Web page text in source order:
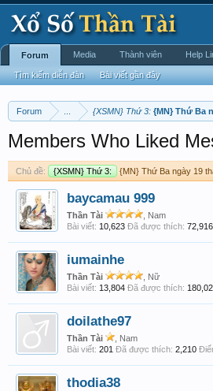
Forum {XSMN} Thứ 3: {MN} Thứ Ba
Members Who Liked
Chủ đề: {XSMN} Thứ 3: {MN} Thứ Ba ngày 19
baycamau 999
Thần Tài
, Nam
Bài viết: 10,623 Đã được thích: 72,916
iumainhe
Thần Tài
, Nữ
Bài viết: 13,804 Đã được thích:
doilathe97
Thần Tài
, Nam
Bài viết: 201 Đã được thích: 2,210
thodia38
Forum
Tìm kiếm diễn đàn Bài viết gần đây
Media Thành viên Help